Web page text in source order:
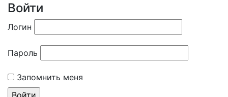
Войти
Логин
Пароль
Запомнить меня